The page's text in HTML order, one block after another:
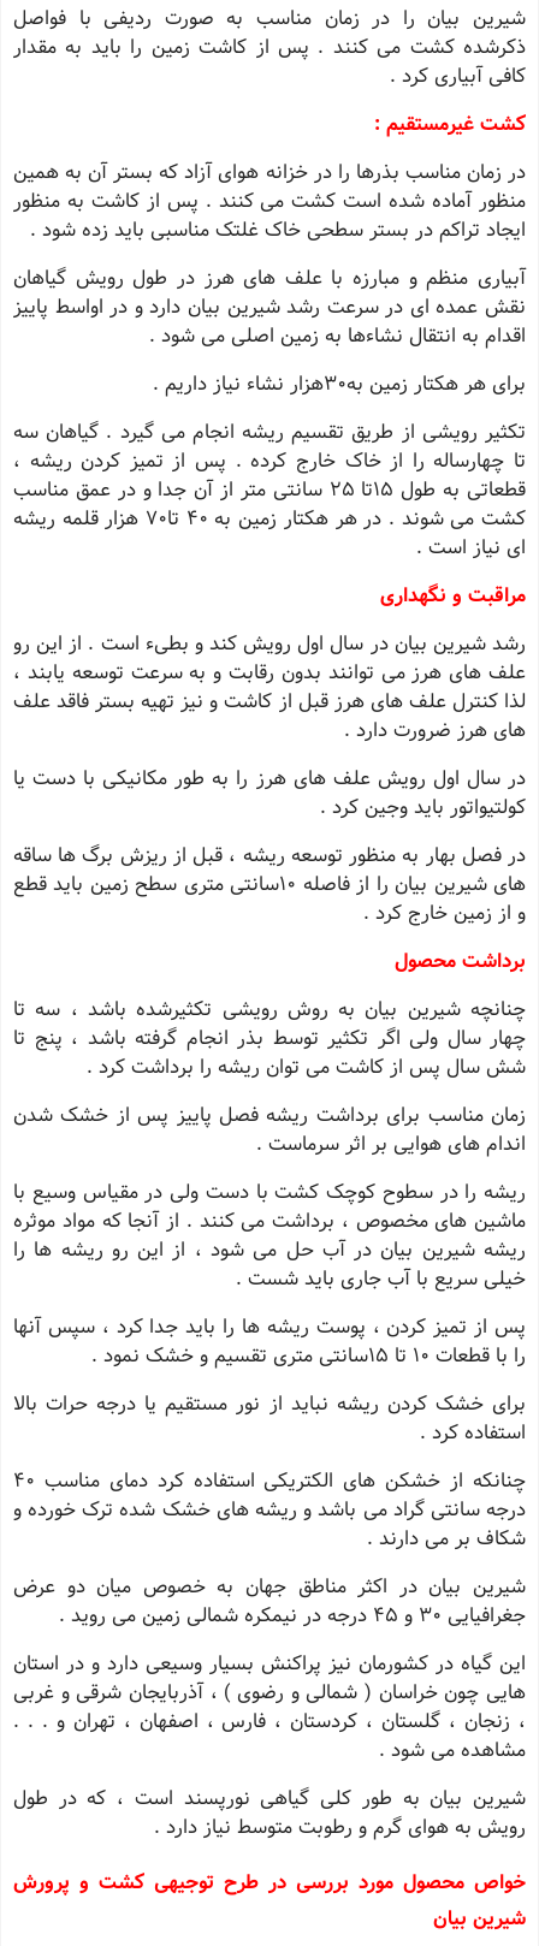
شیرین بیان را در زمان مناسب به صورت ردیفی با فواصل
ذکرشده کشت می کنند . پس از کاشت زمین را باید به مقدار
کافی آبیاری کرد .
کشت غیرمستقیم :
در زمان مناسب بذرها را در خزانه هوای آزاد که بستر آن به همین
منظور آماده شده است کشت می کنند . پس از کاشت به منظور
ایجاد تراکم در بستر سطحی خاک غلتک مناسبی باید زده شود .
آبیاری منظم و مبارزه با علف های هرز در طول رویش گیاهان
نقش عمده ای در سرعت رشد شیرین بیان دارد و در اواسط پاییز
اقدام به انتقال نشاءها به زمین اصلی می شود .
برای هر هکتار زمین به30هزار نشاء نیاز داریم .
تکثیر رویشی از طریق تقسیم ریشه انجام می گیرد . گیاهان سه
تا چهارساله را از خاک خارج کرده . پس از تمیز کردن ریشه ،
قطعاتی به طول 15تا 25 سانتی متر از آن جدا و در عمق مناسب
کشت می شوند . در هر هکتار زمین به 40 تا70 هزار قلمه ریشه
ای نیاز است .
مراقبت و نگهداری
رشد شیرین بیان در سال اول رویش کند و بطیء است . از این رو
علف های هرز می توانند بدون رقابت و به سرعت توسعه یابند ،
لذا کنترل علف های هرز قبل از کاشت و نیز تهیه بستر فاقد علف
های هرز ضرورت دارد .
در سال اول رویش علف های هرز را به طور مکانیکی با دست یا
کولتیواتور باید وجین کرد .
در فصل بهار به منظور توسعه ریشه ، قبل از ریزش برگ ها ساقه
های شیرین بیان را از فاصله 10سانتی متری سطح زمین باید قطع
و از زمین خارج کرد .
برداشت محصول
چنانچه شیرین بیان به روش رویشی تکثیرشده باشد ، سه تا
چهار سال ولی اگر تکثیر توسط بذر انجام گرفته باشد ، پنج تا
شش سال پس از کاشت می توان ریشه را برداشت کرد .
زمان مناسب برای برداشت ریشه فصل پاییز پس از خشک شدن
اندام های هوایی بر اثر سرماست .
ریشه را در سطوح کوچک کشت با دست ولی در مقیاس وسیع با
ماشین های مخصوص ، برداشت می کنند . از آنجا که مواد موثره
ریشه شیرین بیان در آب حل می شود ، از این رو ریشه ها را
خیلی سریع با آب جاری باید شست .
پس از تمیز کردن ، پوست ریشه ها را باید جدا کرد ، سپس آنها
را با قطعات 10 تا 15سانتی متری تقسیم و خشک نمود .
برای خشک کردن ریشه نباید از نور مستقیم یا درجه حرات بالا
استفاده کرد .
چنانکه از خشکن های الکتریکی استفاده کرد دمای مناسب 40
درجه سانتی گراد می باشد و ریشه های خشک شده ترک خورده و
شکاف بر می دارند .
شیرین بیان در اکثر مناطق جهان به خصوص میان دو عرض
جغرافیایی 30 و 45 درجه در نیمکره شمالی زمین می روید .
این گیاه در کشورمان نیز پراکنش بسیار وسیعی دارد و در استان
هایی چون خراسان ( شمالی و رضوی ) ، آذربایجان شرقی و غربی
، زنجان ، گلستان ، کردستان ، فارس ، اصفهان ، تهران و . . .
مشاهده می شود .
شیرین بیان به طور کلی گیاهی نورپسند است ، که در طول
رویش به هوای گرم و رطوبت متوسط نیاز دارد .
خواص محصول مورد بررسی در طرح توجیهی کشت و پرورش
شیرین بیان